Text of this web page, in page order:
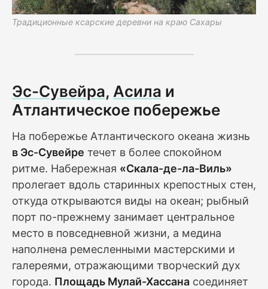
Традиционные ксарские деревни на краю Сахары
Эс-Сувейра, Асила и
Атлантическое побережье
На побережье Атлантического океана жизнь
в Эс-Сувейре течет в более спокойном
ритме. Набережная «Скала-де-ла-Виль»
пролегает вдоль старинных крепостных стен,
откуда открываются виды на океан; рыбный
порт по-прежнему занимает центральное
место в повседневной жизни, а медина
наполнена ремесленными мастерскими и
галереями, отражающими творческий дух
города. Площадь Мулай-Хассана соединяет